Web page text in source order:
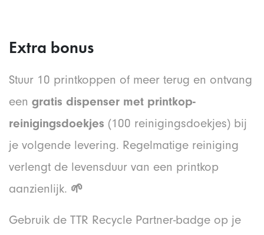
Extra bonus
Stuur 10 printkoppen of meer terug en ontvang
een gratis dispenser met printkop-
reinigingsdoekjes (100 reinigingsdoekjes) bij
je volgende levering. Regelmatige reiniging
verlengt de levensduur van een printkop
aanzienlijk. 🌱
Gebruik de TTR Recycle Partner-badge op je